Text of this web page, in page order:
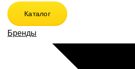
Каталог
Бренды